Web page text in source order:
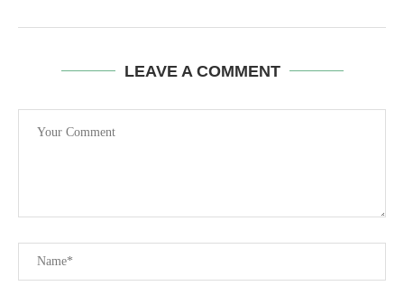
LEAVE A COMMENT